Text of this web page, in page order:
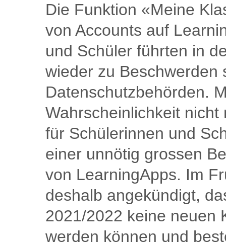
Die Funktion «Meine
von Accounts auf
und Schüler führten in
wieder zu Beschwerden
Datenschutzbehörden.
Wahrscheinlichkeit
für Schülerinnen und
einer unnötig grossen
von LearningApps. Im
deshalb angekündigt,
2021/2022 keine neuen
werden können und